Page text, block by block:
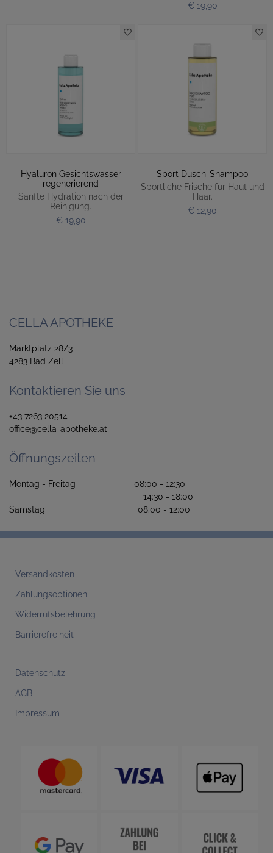
€ 19,90
Hyaluron Gesichtswasser
regenerierend
Sanfte Hydration nach der
Reinigung.
€ 19,90
Sport Dusch-Shampoo
Sportliche Frische für Haut und
Haar.
€ 12,90
CELLA APOTHEKE
Marktplatz 28/3
4283 Bad Zell
Kontaktieren Sie uns
+43 7263 20514
office@cella-apotheke.at
Öffnungszeiten
Montag - Freitag 08:00 - 12:30
14:30 - 18:00
Samstag 08:00 - 12:00
Versandkosten
Zahlungsoptionen
Widerrufsbelehrung
Barrierefreiheit
Datenschutz
AGB
Impressum